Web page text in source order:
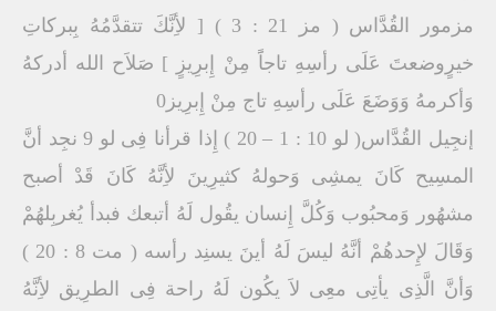
مزمور القُدَّاس ( مز 21 : 3 ) [ لأِنَّكَ تتقدَّمُهُ بِبركاتِ
خيرٍوضعتَ عَلَى رأسِهِ تاجاًَ مِنْ إِبرِيزٍ ] صَلاَح الله أدركهُ
وَأكرمهُ وَوَضَعَ عَلَى رأسِهِ تاج مِنْ إِبرِيز0
إنجِيل القُدَّاس( لو 10 : 1 – 20 ) إِذا قرأنا فِى لو 9 نجِد أنَّ
المسِيح كَانَ يمشِى وَحولهُ كثيرِينَ لأِنَّهُ كَانَ قَدْ أصبح
مشهُور وَمحبُوب وَكُلَّ إِنسان يقُول لَهُ أتبعك فبدأ يُغربِلهُمْ
وَقَالَ لإِحدهُمْ أنَّهُ ليسَ لَهُ أينَ يسنِد رأسه ( مت 8 : 20 )
وَأنَّ الَّذِى يأتِى معِى لاَ يكُون لَهُ راحة فِى الطرِيق لأِنَّهُ